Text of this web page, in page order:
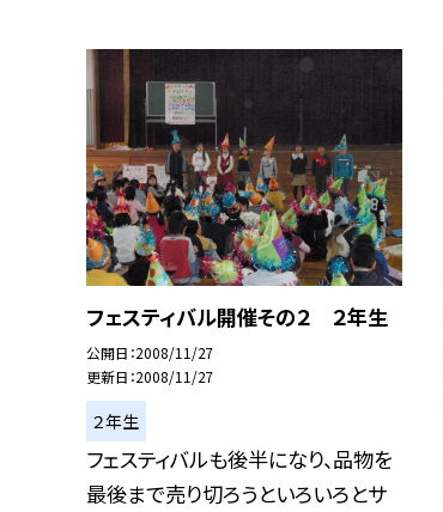
フェスティバル開催その２ ２年生
公開日 2008/11/27
更新日 2008/11/27
２年生
フェスティバルも後半になり、品物を
最後まで売り切ろうといろいろとサ